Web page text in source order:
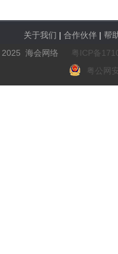
关于我们 | 合作伙伴 | 帮
2025 海会网络
粤ICP备
粤公网